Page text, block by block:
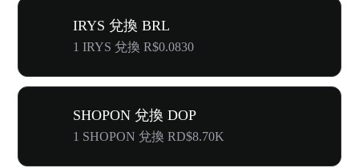
IRYS 兌換 BRL
1 IRYS 兌換 R$0.0830
SHOPON 兌換 DOP
1 SHOPON 兌換 RD$8.70K